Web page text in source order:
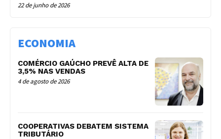
22 de junho de 2026
ECONOMIA
COMÉRCIO GAÚCHO PREVÊ ALTA DE
3,5% NAS VENDAS
4 de agosto de 2026
COOPERATIVAS DEBATEM SISTEMA
TRIBUTÁRIO